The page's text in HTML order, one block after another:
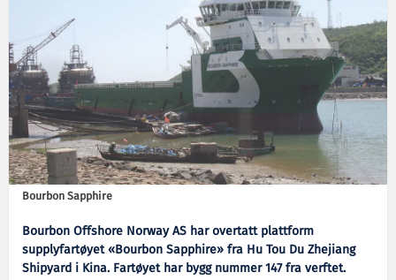
Bourbon Sapphire
Bourbon Offshore Norway AS har overtatt plattform
supplyfartøyet «Bourbon Sapphire» fra Hu Tou Du Zhejiang
Shipyard i Kina. Fartøyet har bygg nummer 147 fra verftet.